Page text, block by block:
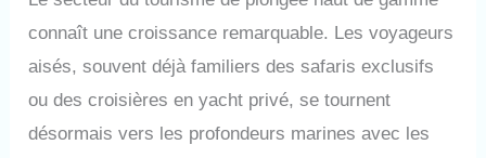
connaît une croissance remarquable. Les voyageurs
aisés, souvent déjà familiers des safaris exclusifs
ou des croisières en yacht privé, se tournent
désormais vers les profondeurs marines avec les